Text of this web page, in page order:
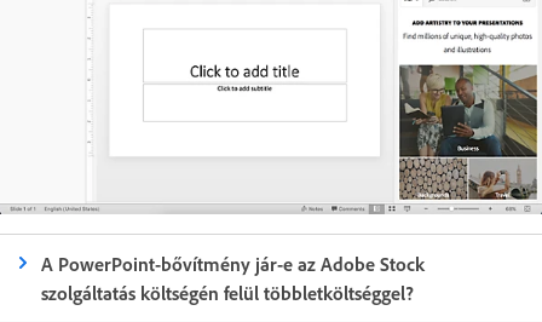
A PowerPoint-bővítmény jár-e az Adobe Stock
szolgáltatás költségén felül többletköltséggel?